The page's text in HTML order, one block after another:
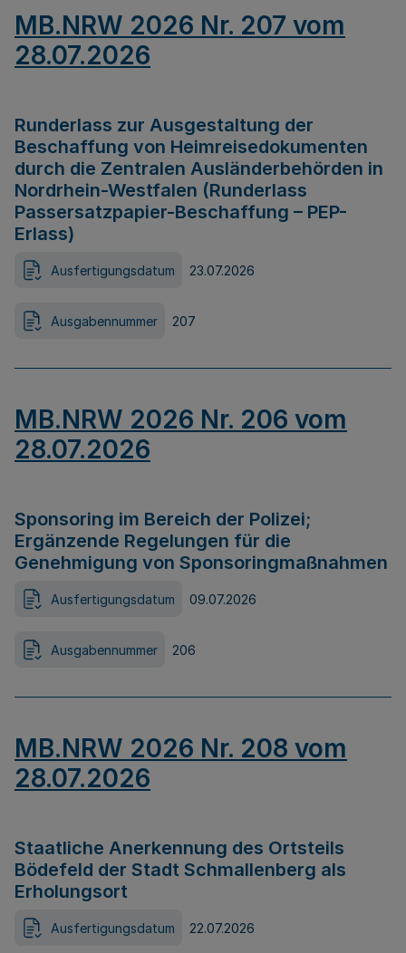
MB.NRW 2026 Nr. 207 vom
28.07.2026
Runderlass zur Ausgestaltung der
Beschaffung von Heimreisedokumenten
durch die Zentralen Ausländerbehörden in
Nordrhein-Westfalen (Runderlass
Passersatzpapier-Beschaffung – PEP-
Erlass)
Ausfertigungsdatum 23.07.2026
Ausgabennummer 207
MB.NRW 2026 Nr. 206 vom
28.07.2026
Sponsoring im Bereich der Polizei;
Ergänzende Regelungen für die
Genehmigung von Sponsoringmaßnahmen
Ausfertigungsdatum 09.07.2026
Ausgabennummer 206
MB.NRW 2026 Nr. 208 vom
28.07.2026
Staatliche Anerkennung des Ortsteils
Bödefeld der Stadt Schmallenberg als
Erholungsort
Ausfertigungsdatum 22.07.2026